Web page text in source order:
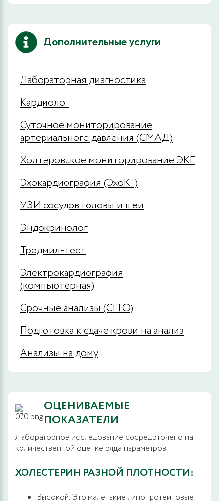
Дополнительные услуги
Лабораторная диагностика
Кардиолог
Суточное мониторирование
артериального давления (СМАД)
Холтеровское мониторирование ЭКГ
Эхокардиография (ЭхоКГ)
УЗИ сосудов головы и шеи
Эндокринолог
Тредмил-тест
Электрокардиография
(компьютерная)
Срочные анализы (CITO)
Подготовка к сдаче крови на анализ
Анализы на дому
ОЦЕНИВАЕМЫЕ
ПОКАЗАТЕЛИ
Лабораторное исследование сосредоточено на
количественной оценке ряда параметров.
ХОЛЕСТЕРИН РАЗНОЙ ПЛОТНОСТИ:
Высокой. Это маленькие липопротеиновые